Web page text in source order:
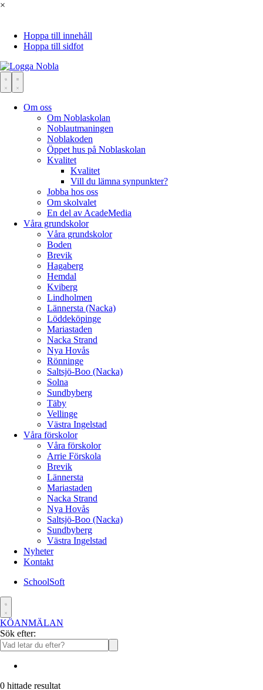
×
Hoppa till innehåll
Hoppa till sidfot
Om oss
Om Noblaskolan
Noblautmaningen
Noblakoden
Öppet hus på Noblaskolan
Kvalitet
Kvalitet
Vill du lämna synpunkter?
Jobba hos oss
Om skolvalet
En del av AcadeMedia
Våra grundskolor
Våra grundskolor
Boden
Brevik
Hagaberg
Hemdal
Kviberg
Lindholmen
Lännersta (Nacka)
Löddeköpinge
Mariastaden
Nacka Strand
Nya Hovås
Rönninge
Saltsjö-Boo (Nacka)
Solna
Sundbyberg
Täby
Vellinge
Västra Ingelstad
Våra förskolor
Våra förskolor
Arrie Förskola
Brevik
Lännersta
Mariastaden
Nacka Strand
Nya Hovås
Saltsjö-Boo (Nacka)
Sundbyberg
Västra Ingelstad
Nyheter
Kontakt
SchoolSoft
KÖANMÄLAN
Sök efter:
0 hittade resultat